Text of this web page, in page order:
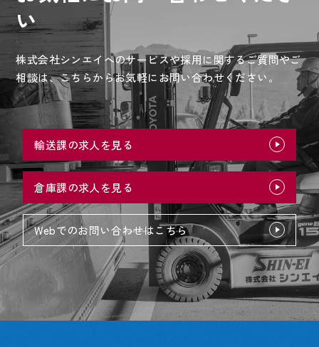
い
株式会社シンエイへのサービスや採用に関するご質問やご
相談は、こちらからお気軽にお問い合わせください。
輸送課の求人を見る
倉庫課の求人を見る
Webでのお問い合わせはこちら